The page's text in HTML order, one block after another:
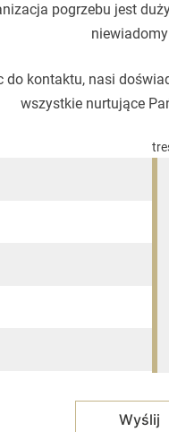
pogrzebu jest
do kontaktu, nasi
wszystkie nurtujące